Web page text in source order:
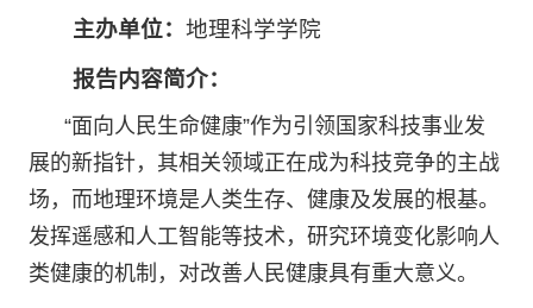
主办单位： 地理科学学院
报告内容简介：
“面向人民生命健康”作为引领国家科技事业发
展的新指针，其相关领域正在成为科技竞争的主战
场，而地理环境是人类生存、健康及发展的根基。
发挥遥感和人工智能等技术，研究环境变化影响人
类健康的机制，对改善人民健康具有重大意义。